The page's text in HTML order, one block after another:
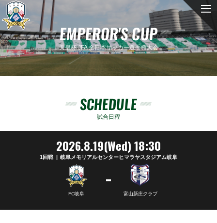
EMPEROR'S CUP
天皇杯 JFA 全日本サッカー選手権大会
SCHEDULE
試合日程
2026.8.19(Wed) 18:30
1回戦 岐阜メモリアルセンターヒマラヤスタジアム岐阜
FC岐阜
-
富山新庄クラブ